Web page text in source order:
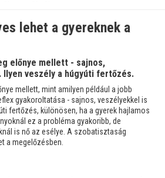
lehet a gyereknek a
előnye mellett - sajnos,
veszély a húgyúti fertőzés.
mellett, mint amilyen például a jobb
gyakoroltatása - sajnos, veszélyekkel is
fertőzés, különösen, ha a gyerek hajlamos
ez a probléma gyakoribb, de
is nő az esélye. A szobatisztaság
a megelőzésben.